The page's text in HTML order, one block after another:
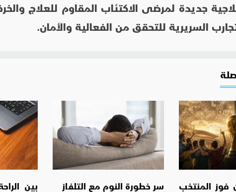
جديدة لمرضى الاكتئاب المقاوم للعلاج
السريرية للتحقق من الفعالية والأمان.
بين
سر خطورة النوم مع التلفاز
فوز المنتخب